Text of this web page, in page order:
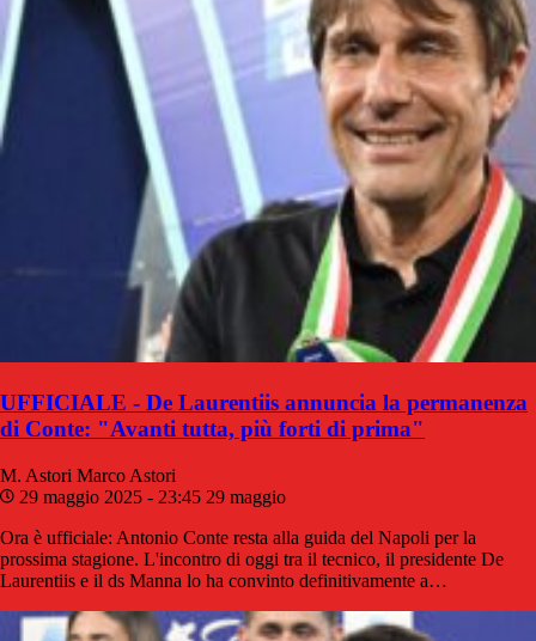
UFFICIALE - De Laurentiis annuncia la permanenza
di Conte: "Avanti tutta, più forti di prima"
M. Astori Marco Astori
29 maggio 2025 - 23:45 29 maggio
Ora è ufficiale: Antonio Conte resta alla guida del Napoli per la
prossima stagione. L'incontro di oggi tra il tecnico, il presidente De
Laurentiis e il ds Manna lo ha convinto definitivamente a…